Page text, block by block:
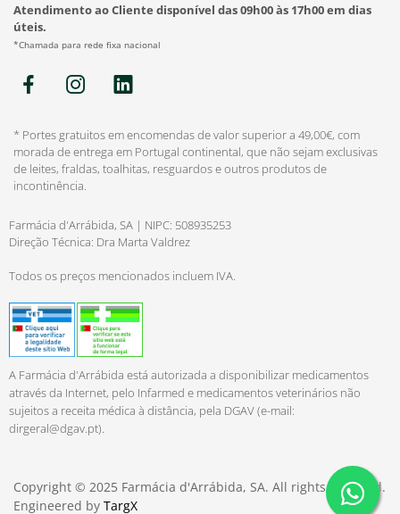
Atendimento ao Cliente disponível das 09h00 às 17h00 em dias
úteis.
*Chamada para rede fixa nacional
* Portes gratuitos em encomendas de valor superior a 49,00€, com
morada de entrega em Portugal continental, que não sejam exclusivas
de leites, fraldas, toalhitas, resguardos e outros produtos de
incontinência.
Farmácia d'Arrábida, SA | NIPC: 508935253
Direção Técnica: Dra Marta Valdrez
Todos os preços mencionados incluem IVA.
A Farmácia d'Arrábida está autorizada a disponibilizar medicamentos
através da Internet, pelo Infarmed e medicamentos veterinários não
sujeitos a receita médica à distância, pela DGAV (e-mail:
dirgeral@dgav.pt).
Copyright © 2025 Farmácia d'Arrábida, SA. All rights reserved.
Engineered by TargX